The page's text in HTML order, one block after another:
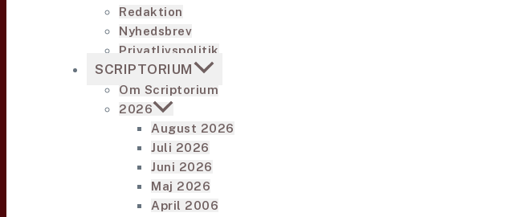
Redaktion
Nyhedsbrev
Privatlivspolitik
SCRIPTORIUM
Om Scriptorium
2026
August 2026
Juli 2026
Juni 2026
Maj 2026
April 2006